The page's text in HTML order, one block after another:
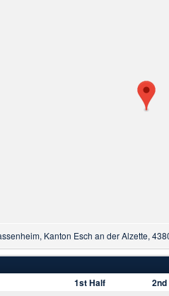
Kanton Esch an der Alzette,
1st Half